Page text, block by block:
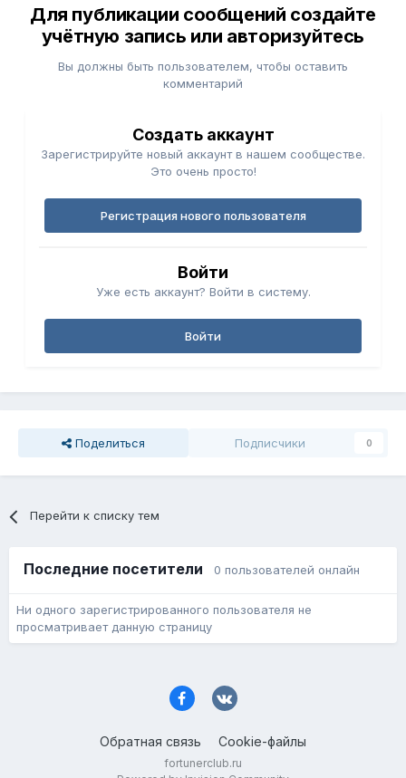
Для публикации сообщений создайте
учётную запись или авторизуйтесь
Вы должны быть пользователем, чтобы оставить
комментарий
Создать аккаунт
Зарегистрируйте новый аккаунт в нашем сообществе.
Это очень просто!
Регистрация нового пользователя
Войти
Уже есть аккаунт? Войти в систему.
Войти
Поделиться Подписчики 0
Перейти к списку тем
Последние посетители 0 пользователей онлайн
Ни одного зарегистрированного пользователя не
просматривает данную страницу
Обратная связь Cookie-файлы
fortunerclub.ru